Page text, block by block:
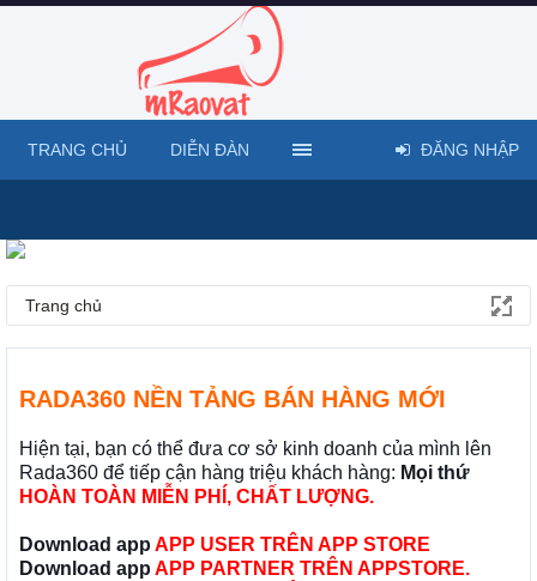
Trang chủ
RADA360 NỀN TẢNG BÁN HÀNG MỚI
Hiện tại, bạn có thể đưa cơ sở kinh doanh của mình lên
Rada360 để tiếp cận hàng triệu khách hàng: Mọi thứ
HOÀN TOÀN MIỄN PHÍ, CHẤT LƯỢNG.
Download app APP USER TRÊN APP STORE
Download app APP PARTNER TRÊN APPSTORE.
TRANG CHỦ DIỄN ĐÀN ĐĂNG NHẬP